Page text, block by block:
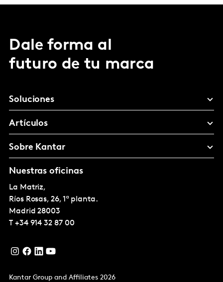
Dale forma al
futuro de tu marca
Soluciones
Artículos
Sobre Kantar
Nuestras oficinas
La Matriz,
Ríos Rosas, 26, 1ª planta.
Madrid 28003
T +34 914 32 87 00
Kantar Group and Affiliates 2026